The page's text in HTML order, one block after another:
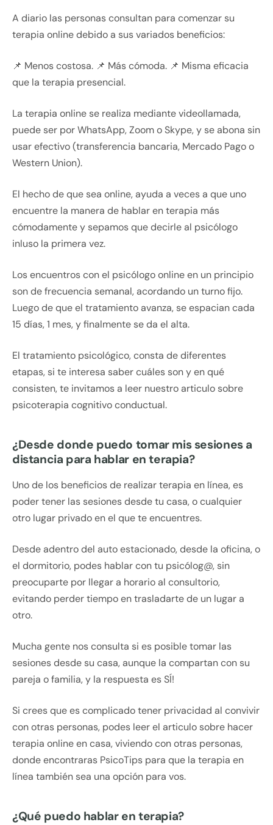
A diario las personas consultan para comenzar su
terapia online debido a sus variados beneficios:
📌 Menos costosa. 📌 Más cómoda. 📌 Misma eficacia
que la terapia presencial.
La terapia online se realiza mediante videollamada,
puede ser por WhatsApp, Zoom o Skype, y se abona sin
usar efectivo (transferencia bancaria, Mercado Pago o
Western Union).
El hecho de que sea online, ayuda a veces a que uno
encuentre la manera de hablar en terapia más
cómodamente y sepamos que decirle al psicólogo
inluso la primera vez.
Los encuentros con el psicólogo online en un principio
son de frecuencia semanal, acordando un turno fijo.
Luego de que el tratamiento avanza, se espacian cada
15 días, 1 mes, y finalmente se da el alta.
El tratamiento psicológico, consta de diferentes
etapas, si te interesa saber cuáles son y en qué
consisten, te invitamos a leer nuestro articulo sobre
psicoterapia cognitivo conductual.
¿Desde donde puedo tomar mis sesiones a
distancia para hablar en terapia?
Uno de los beneficios de realizar terapia en línea, es
poder tener las sesiones desde tu casa, o cualquier
otro lugar privado en el que te encuentres.
Desde adentro del auto estacionado, desde la oficina, o
el dormitorio, podes hablar con tu psicólog@, sin
preocuparte por llegar a horario al consultorio,
evitando perder tiempo en trasladarte de un lugar a
otro.
Mucha gente nos consulta si es posible tomar las
sesiones desde su casa, aunque la compartan con su
pareja o familia, y la respuesta es SÍ!
Si crees que es complicado tener privacidad al convivir
con otras personas, podes leer el articulo sobre hacer
terapia online en casa, viviendo con otras personas,
donde encontraras PsicoTips para que la terapia en
línea también sea una opción para vos.
¿Qué puedo hablar en terapia?